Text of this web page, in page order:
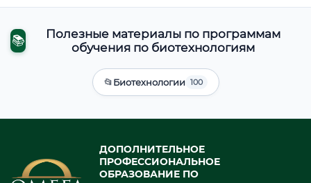
📚
Полезные материалы по программам
обучения по биотехнологиям
📂Биотехнологии 100
ДОПОЛНИТЕЛЬНОЕ
ПРОФЕССИОНАЛЬНОЕ
ОБРАЗОВАНИЕ ПО